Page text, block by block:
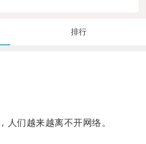
排行
们越来越离不开网络。